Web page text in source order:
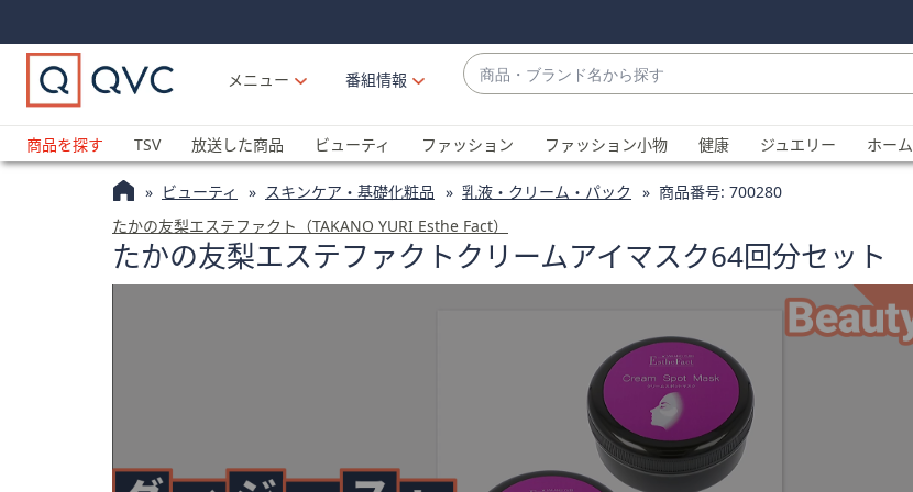
Links
Links2
メニュー
番組情報
商
品・
ラ
ン
ド
名
か
ら
補
が
利
可
能
な
商品を探す
TSV 放送した商品 ビューティ ファッション ファッション小物 健康 ジュエリー ホーム
ビューティ スキンケア・基礎化粧品 乳液・クリーム・パック 商品番号: 700280
たかの友梨エステファクト（TAKANO YURI Esthe Fact）
たかの友梨エステファクトクリームアイマスク64回分セット